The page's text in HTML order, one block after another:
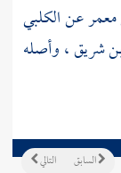
معمرعنالكلبي
شريق ،وأصله
التالي السابق